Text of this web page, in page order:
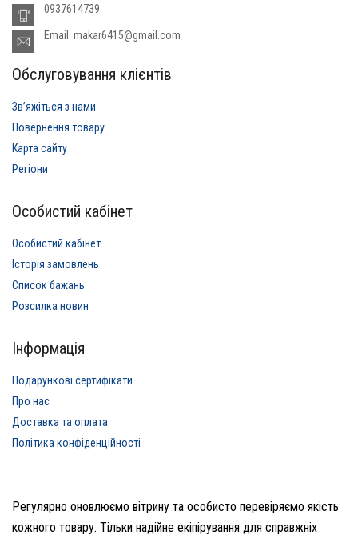
0937614739
Email: makar6415@gmail.com
Обслуговування клієнтів
Звʼяжіться з нами
Повернення товару
Карта сайту
Регіони
Особистий кабінет
Особистий кабінет
Історія замовлень
Список бажань
Розсилка новин
Інформація
Подарункові сертифікати
Про нас
Доставка та оплата
Політика конфіденційності
Регулярно оновлюємо вітрину та особисто перевіряємо якість
кожного товару. Тільки надійне екіпірування для справжніх